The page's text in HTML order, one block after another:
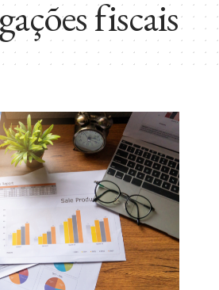
fiscais